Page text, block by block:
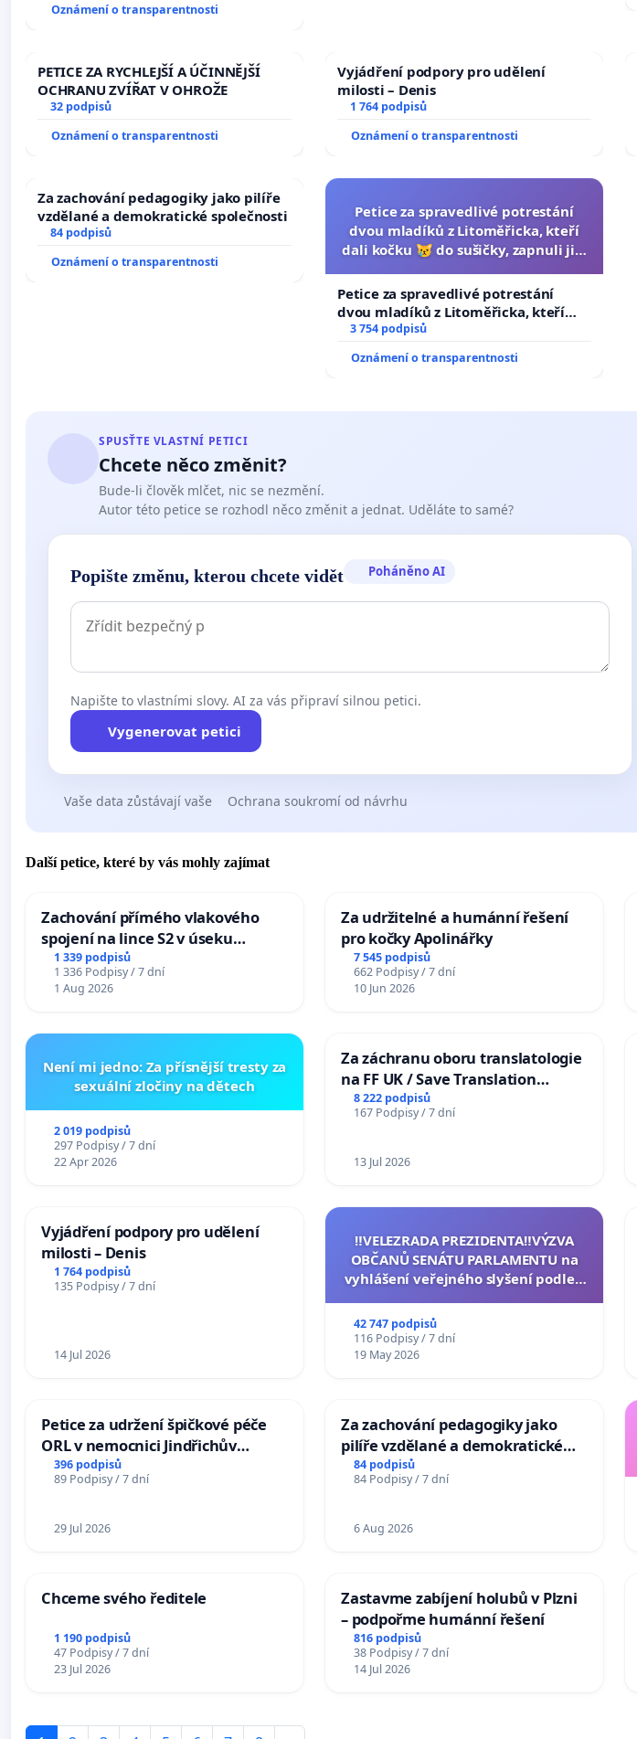
Oznámení o transparentnosti
PETICE ZA RYCHLEJŠÍ A ÚČINNĚJŠÍ
OCHRANU ZVÍŘAT V OHROŽE
32 podpisů
Oznámení o transparentnosti
Vyjádření podpory pro udělení
milosti – Denis
1 764 podpisů
Oznámení o transparentnosti
Za zachování pedagogiky jako pilíře
vzdělané a demokratické společnosti
84 podpisů
Oznámení o transparentnosti
Petice za spravedlivé potrestání
dvou mladíků z Litoměřicka, kteří
dali kočku 😿 do sušičky, zapnuli ji a
Petice za spravedlivé potrestání
dvou mladíků z Litoměřicka, kteří
dali kočku 😿 do sušičky, zapnuli ji a
3 754 podpisů
Oznámení o transparentnosti
SPUSŤTE VLASTNÍ PETICI
Chcete něco změnit?
Bude-li člověk mlčet, nic se nezmění.
Autor této petice se rozhodl něco změnit a jednat. Uděláte to samé?
Popište změnu, kterou chcete vidět Poháněno AI
Napište to vlastními slovy. AI za vás připraví silnou petici.
Vygenerovat petici
Vaše data zůstávají vaše Ochrana soukromí od návrhu
Další petice, které by vás mohly zajímat
Zachování přímého vlakového
spojení na lince S2 v úseku
Ostrava – Bohumín – Karviná –
Mosty u Jablunkova
1 339 podpisů
1 336 Podpisy / 7 dní
1 Aug 2026
Za udržitelné a humánní řešení
pro kočky Apolinářky
7 545 podpisů
662 Podpisy / 7 dní
10 Jun 2026
Není mi jedno: Za přísnější tresty za
sexuální zločiny na dětech
2 019 podpisů
297 Podpisy / 7 dní
22 Apr 2026
Za záchranu oboru translatologie
na FF UK / Save Translation
Studies at the Faculty of Arts,
Charles University
8 222 podpisů
167 Podpisy / 7 dní
13 Jul 2026
Vyjádření podpory pro udělení
milosti – Denis
1 764 podpisů
135 Podpisy / 7 dní
14 Jul 2026
‼️VELEZRADA PREZIDENTA‼️VÝZVA
OBČANŮ SENÁTU PARLAMENTU na
vyhlášení veřejného slyšení podle §
na přijetí usnesení k podání ústavní
žaloby na prezidenta republiky
42 747 podpisů
116 Podpisy / 7 dní
19 May 2026
Petice za udržení špičkové péče
ORL v nemocnici Jindřichův
Hradec
396 podpisů
89 Podpisy / 7 dní
29 Jul 2026
Za zachování pedagogiky jako
pilíře vzdělané a demokratické
společnosti
84 podpisů
84 Podpisy / 7 dní
6 Aug 2026
Chceme svého ředitele
1 190 podpisů
47 Podpisy / 7 dní
23 Jul 2026
Zastavme zabíjení holubů v Plzni
– podpořme humánní řešení
816 podpisů
38 Podpisy / 7 dní
14 Jul 2026